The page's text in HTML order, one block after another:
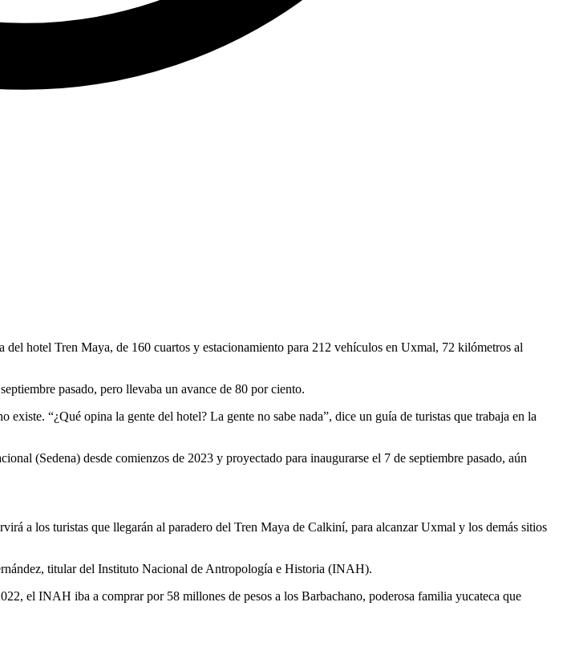
hotel Tren Maya, de 160 cuartos y estacionamiento para 212 vehículos en Uxmal, 72 kilómetros al
pasado, pero llevaba un avance de 80 por ciento.
“¿Qué opina la gente del hotel? La gente no sabe nada”, dice un guía de turistas que trabaja en la
(Sedena) desde comienzos de 2023 y proyectado para inaugurarse el 7 de septiembre pasado, aún
a los turistas que llegarán al paradero del Tren Maya de Calkiní, para alcanzar Uxmal y los demás sitios
titular del Instituto Nacional de Antropología e Historia (INAH).
el INAH iba a comprar por 58 millones de pesos a los Barbachano, poderosa familia yucateca que